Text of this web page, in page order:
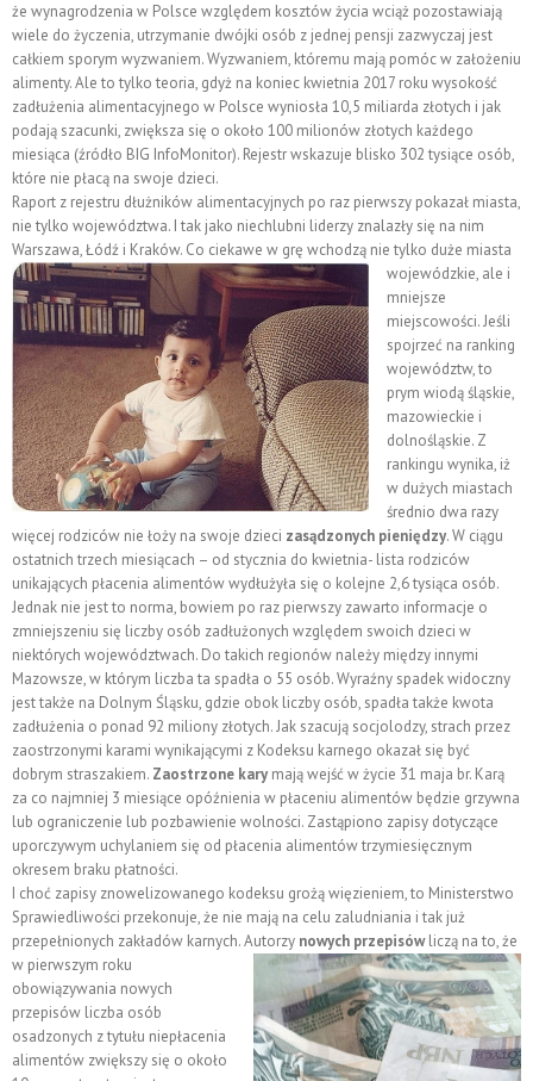
że wynagrodzenia w Polsce względem kosztów życia wciąż pozostawiają
wiele do życzenia, utrzymanie dwójki osób z jednej pensji zazwyczaj jest
całkiem sporym wyzwaniem. Wyzwaniem, któremu mają pomóc w założeniu
alimenty. Ale to tylko teoria, gdyż na koniec kwietnia 2017 roku wysokość
zadłużenia alimentacyjnego w Polsce wyniosła 10,5 miliarda złotych i jak
podają szacunki, zwiększa się o około 100 milionów złotych każdego
miesiąca (źródło BIG InfoMonitor). Rejestr wskazuje blisko 302 tysiące osób,
które nie płacą na swoje dzieci.
Raport z rejestru dłużników alimentacyjnych po raz pierwszy pokazał miasta,
nie tylko województwa. I tak jako niechlubni liderzy znalazły się na nim
Warszawa, Łódź i Kraków. Co ciekawe w grę wchodzą nie tylko duże miasta
wojewódzkie, ale i
mniejsze
miejscowości. Jeśli
spojrzeć na ranking
województw, to
prym wiodą śląskie,
mazowieckie i
dolnośląskie. Z
rankingu wynika, iż
w dużych miastach
średnio dwa razy
więcej rodziców nie łoży na swoje dzieci zasądzonych pieniędzy. W ciągu
ostatnich trzech miesiącach – od stycznia do kwietnia- lista rodziców
unikających płacenia alimentów wydłużyła się o kolejne 2,6 tysiąca osób.
Jednak nie jest to norma, bowiem po raz pierwszy zawarto informacje o
zmniejszeniu się liczby osób zadłużonych względem swoich dzieci w
niektórych województwach. Do takich regionów należy między innymi
Mazowsze, w którym liczba ta spadła o 55 osób. Wyraźny spadek widoczny
jest także na Dolnym Śląsku, gdzie obok liczby osób, spadła także kwota
zadłużenia o ponad 92 miliony złotych. Jak szacują socjolodzy, strach przez
zaostrzonymi karami wynikającymi z Kodeksu karnego okazał się być
dobrym straszakiem. Zaostrzone kary mają wejść w życie 31 maja br. Karą
za co najmniej 3 miesiące opóźnienia w płaceniu alimentów będzie grzywna
lub ograniczenie lub pozbawienie wolności. Zastąpiono zapisy dotyczące
uporczywym uchylaniem się od płacenia alimentów trzymiesięcznym
okresem braku płatności.
I choć zapisy znowelizowanego kodeksu grożą więzieniem, to Ministerstwo
Sprawiedliwości przekonuje, że nie mają na celu zaludniania i tak już
przepełnionych zakładów karnych. Autorzy nowych przepisówliczą na to, że
w pierwszym roku
obowiązywania nowych
przepisów liczba osób
osadzonych z tytułu niepłacenia
alimentów zwiększy się o około